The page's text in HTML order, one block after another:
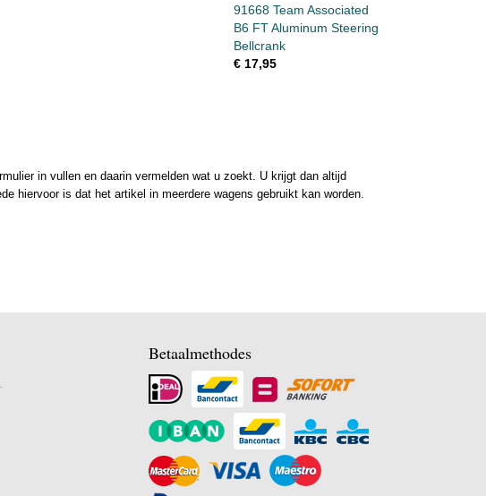
91668 Team Associated
B6 FT Aluminum Steering
Bellcrank
€ 17,95
in vullen en daarin vermelden wat u zoekt. U krijgt dan altijd
hiervoor is dat het artikel in meerdere wagens gebruikt kan worden.
Betaalmethodes